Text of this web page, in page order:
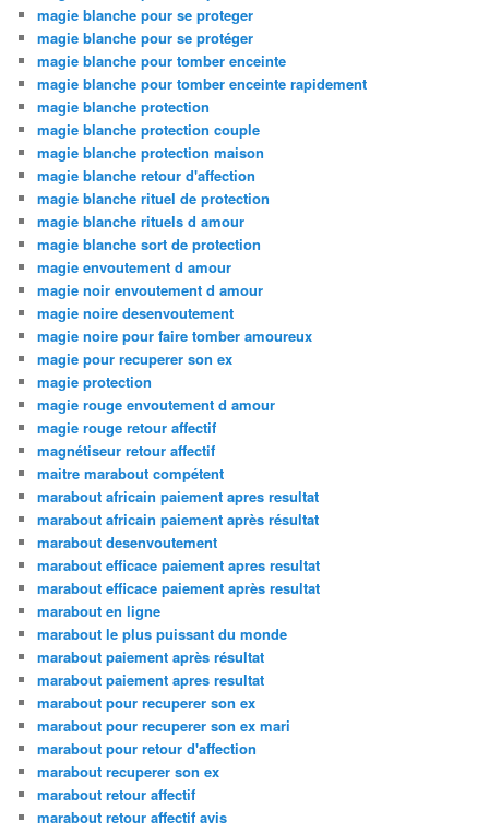
magie blanche pour se proteger
magie blanche pour se protéger
magie blanche pour tomber enceinte
magie blanche pour tomber enceinte rapidement
magie blanche protection
magie blanche protection couple
magie blanche protection maison
magie blanche retour d'affection
magie blanche rituel de protection
magie blanche rituels d amour
magie blanche sort de protection
magie envoutement d amour
magie noir envoutement d amour
magie noire desenvoutement
magie noire pour faire tomber amoureux
magie pour recuperer son ex
magie protection
magie rouge envoutement d amour
magie rouge retour affectif
magnétiseur retour affectif
maitre marabout compétent
marabout africain paiement apres resultat
marabout africain paiement après résultat
marabout desenvoutement
marabout efficace paiement apres resultat
marabout efficace paiement après resultat
marabout en ligne
marabout le plus puissant du monde
marabout paiement après résultat
marabout paiement apres resultat
marabout pour recuperer son ex
marabout pour recuperer son ex mari
marabout pour retour d'affection
marabout recuperer son ex
marabout retour affectif
marabout retour affectif avis